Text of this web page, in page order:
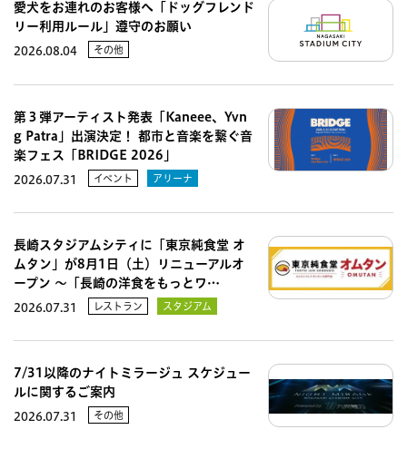
愛犬をお連れのお客様へ「ドッグフレンド
リー利用ルール」遵守のお願い
2026.08.04 その他
第３弾アーティスト発表「Kaneee、Yvn
g Patra」出演決定！ 都市と音楽を繋ぐ音
楽フェス「BRIDGE 2026」
2026.07.31 イベント アリーナ
長崎スタジアムシティに「東京純食堂 オ
ムタン」が8月1日（土）リニューアルオ
ープン 〜「長崎の洋食をもっとワ…
2026.07.31 レストラン スタジアム
7/31以降のナイトミラージュ スケジュー
ルに関するご案内
2026.07.31 その他